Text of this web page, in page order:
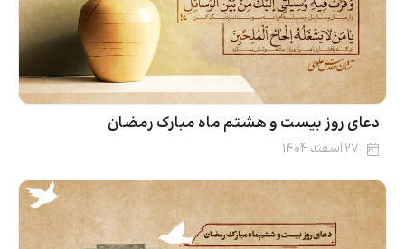
دعای روز بیست‌ و هشتم ماه مبارک رمضان
۲۷ اسفند ۱۴۰۴